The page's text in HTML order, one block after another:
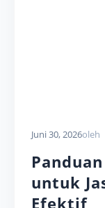
Juni 30, 2026oleh
untuk
Efektif